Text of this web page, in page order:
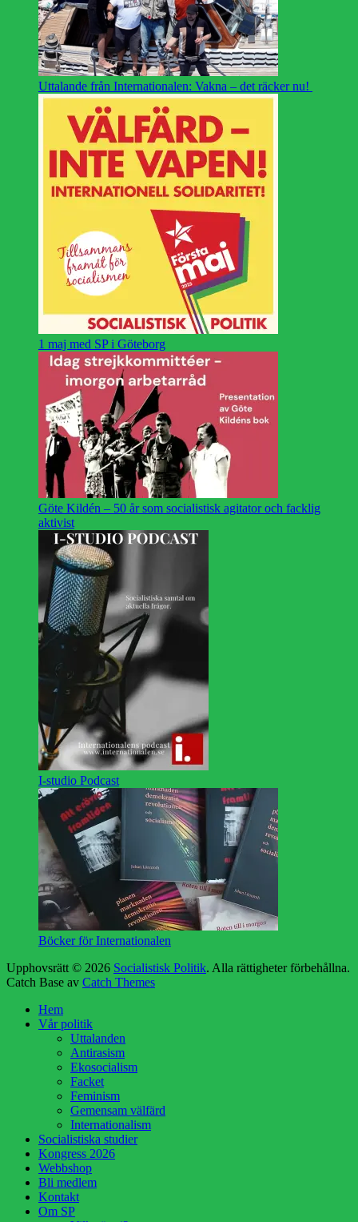
Uttalande från Internationalen: Vakna – det räcker nu!
1 maj med SP i Göteborg
Göte Kildén – 50 år som socialistisk agitator och facklig
aktivist
I-studio Podcast
Böcker för Internationalen
Upphovsrätt © 2026 Socialistisk Politik. Alla rättigheter förbehållna.
Catch Base av Catch Themes
Hem
Vår politik
Uttalanden
Antirasism
Ekosocialism
Facket
Feminism
Gemensam välfärd
Internationalism
Socialistiska studier
Kongress 2026
Webbshop
Bli medlem
Kontakt
Om SP